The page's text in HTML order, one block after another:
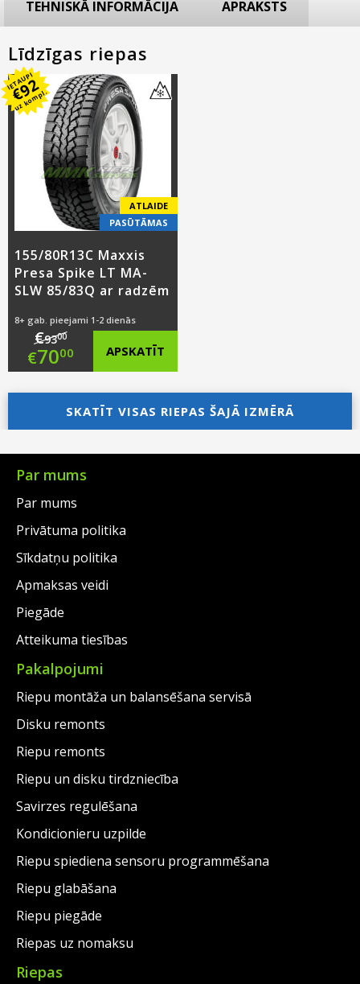
TEHNISKĀ INFORMĀCIJA APRAKSTS
Līdzīgas riepas
IETAUPI
€92
uz kompl.
ATLAIDE
PASŪTĀMAS
155/80R13C Maxxis
Presa Spike LT MA-
SLW 85/83Q ar radzēm
8+ gab. pieejami 1-2 dienās
€9300
Original
price
was:
€93.00.
€7000
Current
price
is:
€70.00.
APSKATĪT
SKATĪT VISAS RIEPAS ŠAJĀ IZMĒRĀ
Par mums
Par mums
Privātuma politika
Sīkdatņu politika
Apmaksas veidi
Piegāde
Atteikuma tiesības
Pakalpojumi
Riepu montāža un balansēšana servisā
Disku remonts
Riepu remonts
Riepu un disku tirdzniecība
Savirzes regulēšana
Kondicionieru uzpilde
Riepu spiediena sensoru programmēšana
Riepu glabāšana
Riepu piegāde
Riepas uz nomaksu
Riepas